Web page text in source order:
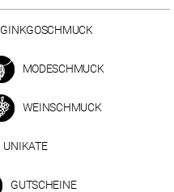
GINKGOSCHMUCK
MODESCHMUCK
WEINSCHMUCK
UNIKATE
GUTSCHEINE